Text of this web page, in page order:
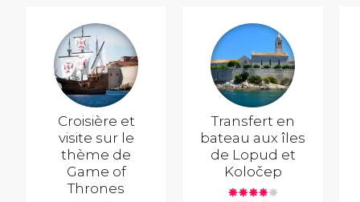
Croisière et
visite sur le
thème de
Game of
Thrones
Transfert en
bateau aux îles
de Lopud et
Koločep